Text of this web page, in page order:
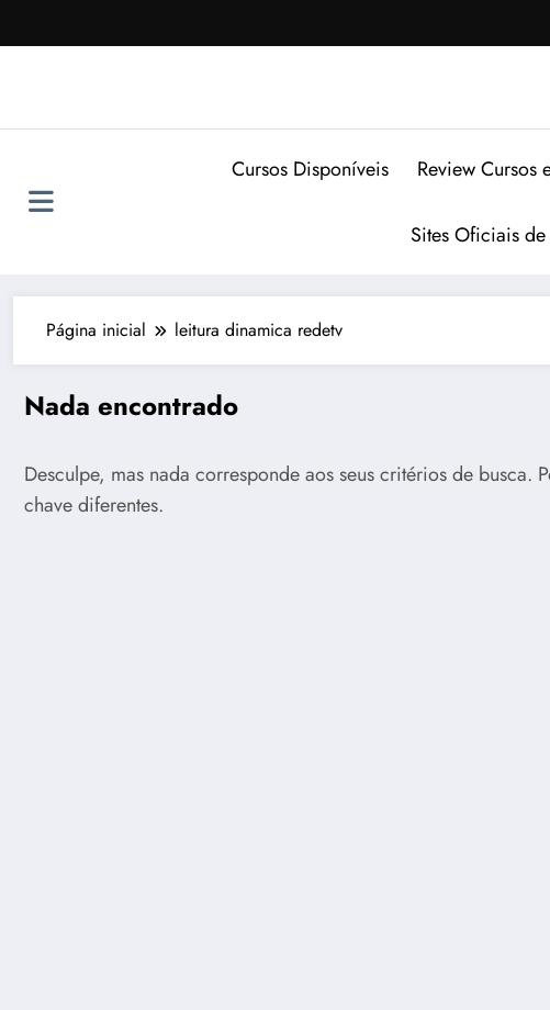
para
Cursos Disponíveis Review Cursos
Sites Oficiais
Página inicial leitura dinamica redetv
Nada encontrado
Desculpe, mas nada corresponde aos seus critérios de busca.
chave diferentes.